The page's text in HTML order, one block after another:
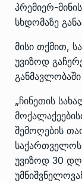
პრემიერ-
სხდომაზე
მისი თქმით,
უვიზოდ
„ჩინეთის
შემოღების
საქართველოს
უვიზოდ 30